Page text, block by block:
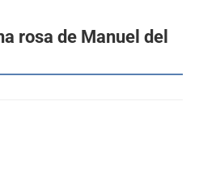
rosa de Manuel del